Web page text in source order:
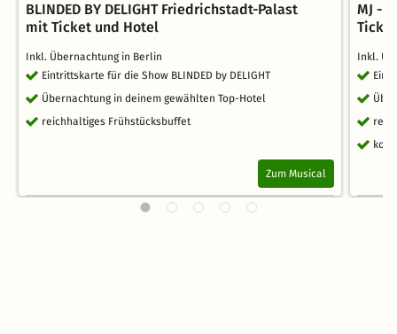
BLINDED BY DELIGHT Friedrichstadt-Palast
mit Ticket und Hotel
Inkl. Übernachtung in Berlin
Eintrittskarte für die Show BLINDED by DELIGHT
Übernachtung in deinem gewählten Top-Hotel
reichhaltiges Frühstücksbuffet
Zum Musical
MJ -
Inkl.